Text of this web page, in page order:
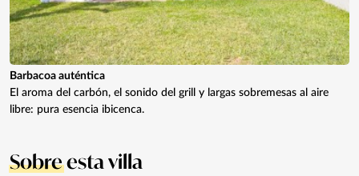
Barbacoa auténtica
El aroma del carbón, el sonido del grill y largas sobremesas al aire
libre: pura esencia ibicenca.
Sobreesta villa